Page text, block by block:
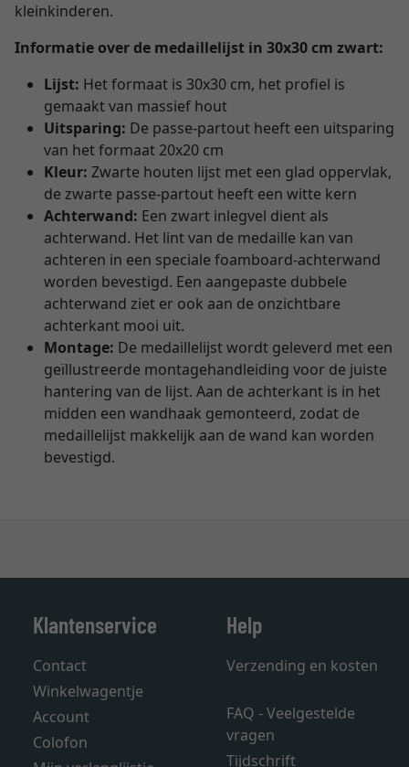
kleinkinderen.
Informatie over de medaillelijst in 30x30 cm zwart:
Lijst: Het formaat is 30x30 cm, het profiel is
gemaakt van massief hout
Uitsparing: De passe-partout heeft een uitsparing
van het formaat 20x20 cm
Kleur: Zwarte houten lijst met een glad oppervlak,
de zwarte passe-partout heeft een witte kern
Achterwand: Een zwart inlegvel dient als
achterwand. Het lint van de medaille kan van
achteren in een speciale foamboard-achterwand
worden bevestigd. Een aangepaste dubbele
achterwand ziet er ook aan de onzichtbare
achterkant mooi uit.
Montage: De medaillelijst wordt geleverd met een
geïllustreerde montagehandleiding voor de juiste
hantering van de lijst. Aan de achterkant is in het
midden een wandhaak gemonteerd, zodat de
medaillelijst makkelijk aan de wand kan worden
bevestigd.
Klantenservice
Contact
Winkelwagentje
Account
Colofon
Help
Verzending en kosten
FAQ - Veelgestelde
vragen
Tijdschrift